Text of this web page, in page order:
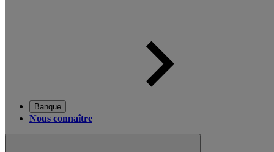
Banque
Nous connaître